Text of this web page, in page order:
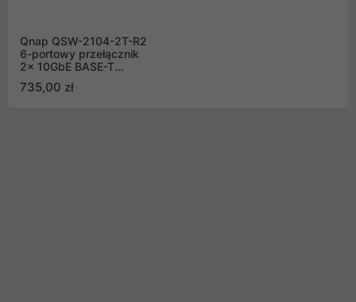
Qnap QSW-2104-2T-R2
6-portowy przełącznik
2x 10GbE BASE-T
735,00 zł